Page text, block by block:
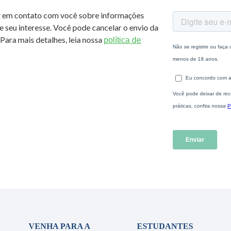
contato com você sobre informações
interesse. Você pode cancelar o envio da
mais detalhes, leia nossa política de
VENHA PARA A
ESTUDANTES